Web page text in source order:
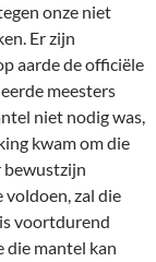
onze niet
Er zijn
aarde de officiële
meesters
niet nodig was,
kwam om die
bewustzijn
voldoen, zal die
voortdurend
die mantel kan